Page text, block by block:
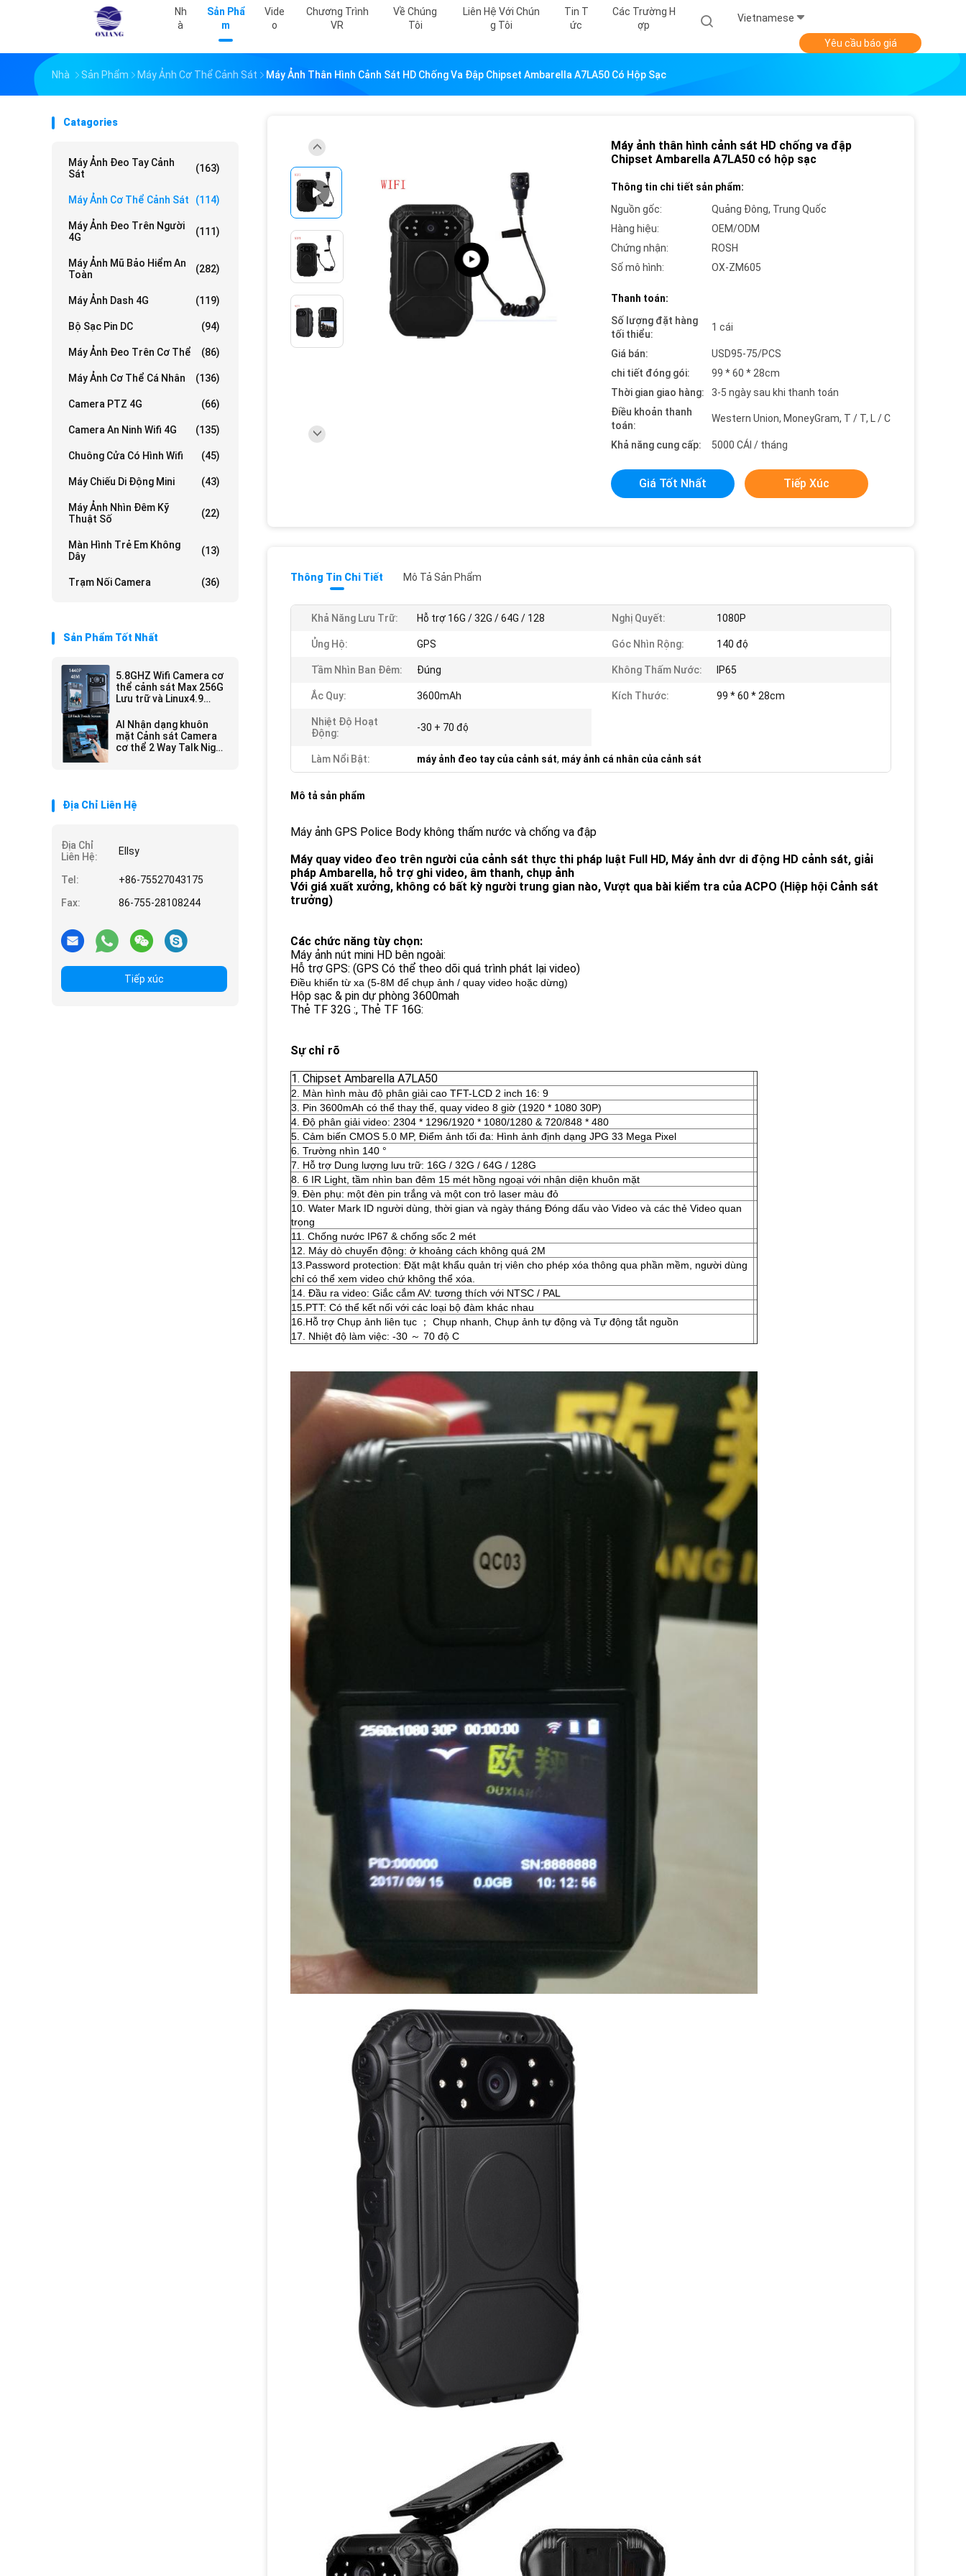
Nh
À
Sản Phẩ
M
Vide
O
Chương Trình
VR
Về Chúng
Tôi
Liên Hệ Với Chún
G Tôi
Tin T
Ức
Các Trường H
Ợp
Vietnamese
Yêu cầu báo giá
Nhà Sản Phẩm Máy Ảnh Cơ Thể Cảnh Sát Máy Ảnh Thân Hình Cảnh Sát HD Chống Va Đập Chipset Ambarella A7LA50 Có Hộp Sạc
Catagories
Máy Ảnh Đeo Tay Cảnh
Sát
(163)
Máy Ảnh Cơ Thể Cảnh Sát (114)
Máy Ảnh Đeo Trên Người
4G
(111)
Máy Ảnh Mũ Bảo Hiểm An
Toàn
(282)
Máy Ảnh Dash 4G (119)
Bộ Sạc Pin DC (94)
Máy Ảnh Đeo Trên Cơ Thể (86)
Máy Ảnh Cơ Thể Cá Nhân (136)
Camera PTZ 4G (66)
Camera An Ninh Wifi 4G (135)
Chuông Cửa Có Hình Wifi (45)
Máy Chiếu Di Động Mini (43)
Máy Ảnh Nhìn Đêm Kỹ
Thuật Số
(22)
Màn Hình Trẻ Em Không
Dây
(13)
Trạm Nối Camera (36)
Sản Phẩm Tốt Nhất
5.8GHZ Wifi Camera cơ
thể cảnh sát Max 256G
Lưu trữ và Linux4.9
AI Nhận dạng khuôn
mặt Cảnh sát Camera
cơ thể 2 Way Talk Night
Địa Chỉ Liên Hệ
Địa Chỉ
Liên Hệ:
Ellsy
Tel:
+86-75527043175
Fax:
86-755-28108244
Tiếp xúc
Máy ảnh thân hình cảnh sát HD chống va đập
Chipset Ambarella A7LA50 có hộp sạc
Thông tin chi tiết sản phẩm:
Nguồn gốc:
Quảng Đông, Trung Quốc
Hàng hiệu:
OEM/ODM
Chứng nhận:
ROSH
Số mô hình:
OX-ZM605
Thanh toán:
Số lượng đặt hàng
tối thiểu:
1 cái
Giá bán:
USD95-75/PCS
chi tiết đóng gói:
99 * 60 * 28cm
Thời gian giao hàng:
3-5 ngày sau khi thanh toán
Điều khoản thanh
toán:
Western Union, MoneyGram, T / T, L / C
Khả năng cung cấp: 5000 CÁI / tháng
Giá Tốt Nhất Tiếp Xúc
Thông Tin Chi Tiết Mô Tả Sản Phẩm
Khả Năng Lưu Trữ: Hỗ trợ 16G / 32G / 64G / 128 Nghị Quyết: 1080P
Ủng Hộ: GPS Góc Nhìn Rộng: 140 độ
Tầm Nhìn Ban Đêm: Đúng Không Thấm Nước: IP65
Ắc Quy: 3600mAh Kích Thước: 99 * 60 * 28cm
Nhiệt Độ Hoạt
Động:
-30 + 70 độ
Làm Nổi Bật: máy ảnh đeo tay của cảnh sát, máy ảnh cá nhân của cảnh sát
Mô tả sản phẩm
Máy ảnh GPS Police Body không thấm nước và chống va đập
Máy quay video đeo trên người của cảnh sát thực thi pháp luật Full HD, Máy ảnh dvr di động HD cảnh sát, giải
pháp Ambarella, hỗ trợ ghi video, âm thanh, chụp ảnh
Với giá xuất xưởng, không có bất kỳ người trung gian nào, Vượt qua bài kiểm tra của ACPO (Hiệp hội Cảnh sát
trưởng)
Các chức năng tùy chọn:
Máy ảnh nút mini HD bên ngoài:
Hỗ trợ GPS: (GPS Có thể theo dõi quá trình phát lại video)
Điều khiển từ xa (5-8M để chụp ảnh / quay video hoặc dừng)
Hộp sạc & pin dự phòng 3600mah
Thẻ TF 32G :, Thẻ TF 16G:
Sự chỉ rõ
1. Chipset Ambarella A7LA50
2. Màn hình màu độ phân giải cao TFT-LCD 2 inch 16: 9
3. Pin 3600mAh có thể thay thế, quay video 8 giờ (1920 * 1080 30P)
4. Độ phân giải video: 2304 * 1296/1920 * 1080/1280 & 720/848 * 480
5. Cảm biến CMOS 5.0 MP, Điểm ảnh tối đa: Hình ảnh định dạng JPG 33 Mega Pixel
6. Trường nhìn 140 °
7. Hỗ trợ Dung lượng lưu trữ: 16G / 32G / 64G / 128G
8. 6 IR Light, tầm nhìn ban đêm 15 mét hồng ngoại với nhận diện khuôn mặt
9. Đèn phụ: một đèn pin trắng và một con trỏ laser màu đỏ
10. Water Mark ID người dùng, thời gian và ngày tháng Đóng dấu vào Video và các thẻ Video quan
trọng
11. Chống nước IP67 & chống sốc 2 mét
12. Máy dò chuyển động: ở khoảng cách không quá 2M
13.Password protection: Đặt mật khẩu quản trị viên cho phép xóa thông qua phần mềm, người dùng
chỉ có thể xem video chứ không thể xóa.
14. Đầu ra video: Giắc cắm AV: tương thích với NTSC / PAL
15.PTT: Có thể kết nối với các loại bộ đàm khác nhau
16.Hỗ trợ Chụp ảnh liên tục ； Chụp nhanh, Chụp ảnh tự động và Tự động tắt nguồn
17. Nhiệt độ làm việc: -30 ～ 70 độ C